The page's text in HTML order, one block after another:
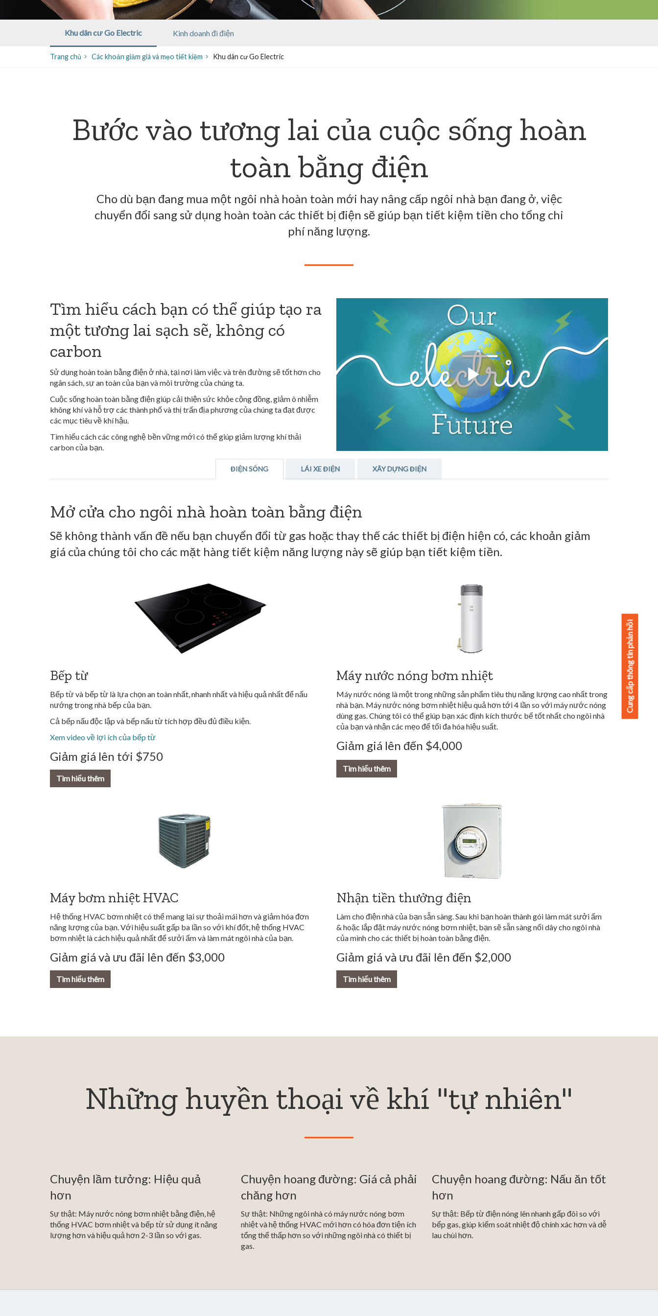
Khu dân cư Go Electric Kinh doanh đi điện
Trang chủ ​​Các khoản giảm giá và mẹo tiết kiệm Khu dân cư Go Electric
Bước vào tương lai của cuộc sống hoàn
toàn bằng điện
Cho dù bạn đang mua một ngôi nhà hoàn toàn mới hay nâng cấp ngôi nhà bạn đang ở, việc
chuyển đổi sang sử dụng hoàn toàn các thiết bị điện sẽ giúp bạn tiết kiệm tiền cho tổng chi
phí năng lượng.
Tìm hiểu cách bạn có thể giúp tạo ra
một tương lai sạch sẽ, không có
carbon
Sử dụng hoàn toàn bằng điện ở nhà, tại nơi làm việc và trên đường sẽ tốt hơn cho
ngân sách, sự an toàn của bạn và môi trường của chúng ta.
Cuộc sống hoàn toàn bằng điện giúp cải thiện sức khỏe cộng đồng, giảm ô nhiễm
không khí và hỗ trợ các thành phố và thị trấn địa phương của chúng ta đạt được
các mục tiêu về khí hậu.
Tìm hiểu cách các công nghệ bền vững mới có thể giúp giảm lượng khí thải
carbon của bạn.
ĐIỆN SỐNG LÁI XE ĐIỆN XÂY DỰNG ĐIỆN
Mở cửa cho ngôi nhà hoàn toàn bằng điện
Sẽ không thành vấn đề nếu bạn chuyển đổi từ gas hoặc thay thế các thiết bị điện hiện có, các khoản giảm
giá của chúng tôi cho các mặt hàng tiết kiệm năng lượng này sẽ giúp bạn tiết kiệm tiền.
Bếp từ
Bếp từ và bếp từ là lựa chọn an toàn nhất, nhanh nhất và hiệu quả nhất để nấu
nướng trong nhà bếp của bạn.
Cả bếp nấu độc lập và bếp nấu từ tích hợp đều đủ điều kiện.
Xem video về lợi ích của bếp từ
Giảm giá lên tới $750
Tìm hiểu thêm
Máy nước nóng bơm nhiệt
Máy nước nóng là một trong những sản phẩm tiêu thụ năng lượng cao nhất trong
nhà bạn. Máy nước nóng bơm nhiệt hiệu quả hơn tới 4 lần so với máy nước nóng
dùng gas. Chúng tôi có thể giúp bạn xác định kích thước bể tốt nhất cho ngôi nhà
của bạn và nhận các mẹo để tối đa hóa hiệu suất.
Giảm giá lên đến $4,000
Tìm hiểu thêm
Máy bơm nhiệt HVAC
Hệ thống HVAC bơm nhiệt có thể mang lại sự thoải mái hơn và giảm hóa đơn
năng lượng của bạn. Với hiệu suất gấp ba lần so với khí đốt, hệ thống HVAC
bơm nhiệt là cách hiệu quả nhất để sưởi ấm và làm mát ngôi nhà của bạn.
Giảm giá và ưu đãi lên đến $3,000
Tìm hiểu thêm
Nhận tiền thưởng điện
Làm cho điện nhà của bạn sẵn sàng. Sau khi bạn hoàn thành gói làm mát sưởi ấm
& hoặc lắp đặt máy nước nóng bơm nhiệt, bạn sẽ sẵn sàng nối dây cho ngôi nhà
của mình cho các thiết bị hoàn toàn bằng điện.
Giảm giá và ưu đãi lên đến $2,000
Tìm hiểu thêm
Những huyền thoại về khí "tự nhiên"
Chuyện lầm tưởng: Hiệu quả
hơn
Sự thật: Máy nước nóng bơm nhiệt bằng điện, hệ
thống HVAC bơm nhiệt và bếp từ sử dụng ít năng
lượng hơn và hiệu quả hơn 2-3 lần so với gas.
Chuyện hoang đường: Giá cả phải
chăng hơn
Sự thật: Những ngôi nhà có máy nước nóng bơm
nhiệt và hệ thống HVAC mới hơn có hóa đơn tiện ích
tổng thể thấp hơn so với những ngôi nhà có thiết bị
gas.
Chuyện hoang đường: Nấu ăn tốt
hơn
Sự thật: Bếp từ điện nóng lên nhanh gấp đôi so với
bếp gas, giúp kiểm soát nhiệt độ chính xác hơn và dễ
lau chùi hơn.
Cung cấp thông tin phản hồi